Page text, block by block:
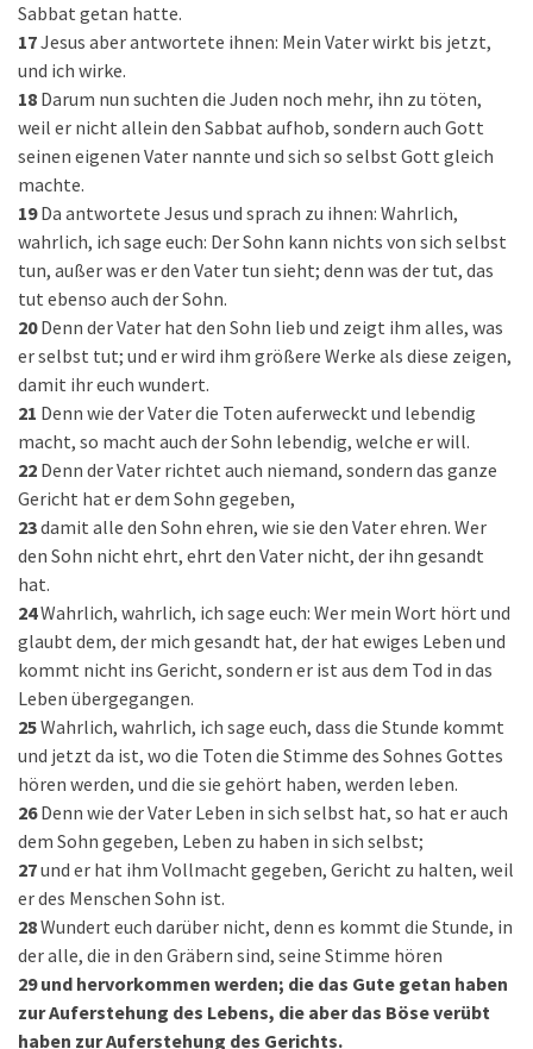
Sabbat getan hatte.
17Jesus aber antwortete ihnen: Mein Vater wirkt bis jetzt,
und ich wirke.
18 Darum nun suchten die Juden noch mehr, ihn zu töten,
weil er nicht allein den Sabbat aufhob, sondern auch Gott
seinen eigenen Vater nannte und sich so selbst Gott gleich
machte.
19 Da antwortete Jesus und sprach zu ihnen: Wahrlich,
wahrlich, ich sage euch: Der Sohn kann nichts von sich selbst
tun, außer was er den Vater tun sieht; denn was der tut, das
tut ebenso auch der Sohn.
20 Denn der Vater hat den Sohn lieb und zeigt ihm alles, was
er selbst tut; und er wird ihm größere Werke als diese zeigen,
damit ihr euch wundert.
21 Denn wie der Vater die Toten auferweckt und lebendig
macht, so macht auch der Sohn lebendig, welche er will.
22 Denn der Vater richtet auch niemand, sondern das ganze
Gericht hat er dem Sohn gegeben,
23damit alle den Sohn ehren, wie sie den Vater ehren. Wer
den Sohn nicht ehrt, ehrt den Vater nicht, der ihn gesandt
hat.
24Wahrlich, wahrlich, ich sage euch: Wer mein Wort hört und
glaubt dem, der mich gesandt hat, der hat ewiges Leben und
kommt nicht ins Gericht, sondern er ist aus dem Tod in das
Leben übergegangen.
25Wahrlich, wahrlich, ich sage euch, dass die Stunde kommt
und jetzt da ist, wo die Toten die Stimme des Sohnes Gottes
hören werden, und die sie gehört haben, werden leben.
26 Denn wie der Vater Leben in sich selbst hat, so hat er auch
dem Sohn gegeben, Leben zu haben in sich selbst;
27und er hat ihm Vollmacht gegeben, Gericht zu halten, weil
er des Menschen Sohn ist.
28Wundert euch darüber nicht, denn es kommt die Stunde, in
der alle, die in den Gräbern sind, seine Stimme hören
29 und hervorkommen werden; die das Gute getan haben
zur Auferstehung des Lebens, die aber das Böse verübt
haben zur Auferstehung des Gerichts.